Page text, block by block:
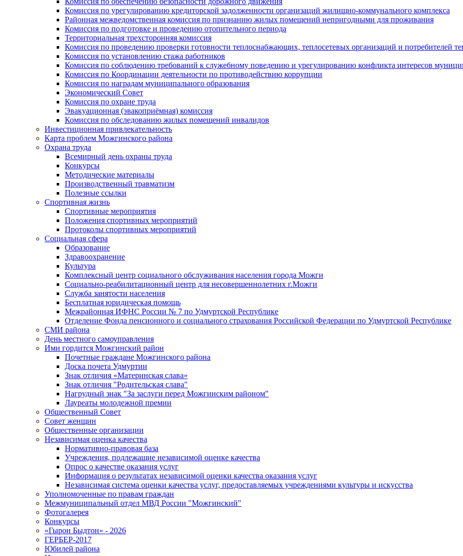
Комиссия по урегулированию кредиторской задолженности организаций жилищно-коммунального комплекса
Районная межведомственная комиссия по признанию жилых помещений непригодными для проживания
Комиссия по подготовке и проведению отопительного периода
Территориальная трехсторонняя комиссия
Комиссия по проведению проверки готовности теплоснабжающих, теплосетевых организаций и потребителей
Комиссия по установлению стажа работников
Комиссия по соблюдению требований к служебному поведению и урегулированию конфликта интересов
Комиссия по Координации деятельности по противодействию коррупции
Комиссия по наградам муниципального образования
Экономический Совет
Комиссия по охране труда
Эвакуационная (эвакоприёмная) комиссия
Комиссия по обследованию жилых помещений инвалидов
Инвестиционная привлекательность
Карта проблем Можгинского района
Охрана труда
Всемирный день охраны труда
Конкурсы
Методические материалы
Производственный травматизм
Полезные ссылки
Спортивная жизнь
Спортивные мероприятия
Положения спортивных мероприятий
Протоколы спортивных мероприятий
Социальная сфера
Образование
Здравоохранение
Культура
Комплексный центр социального обслуживания населения города Можги
Социально-реабилитационный центр для несовершеннолетних г.Можги
Служба занятости населения
Бесплатная юридическая помощь
Межрайонная ИФНС России № 7 по Удмуртской Республике
Отделение Фонда пенсионного и социального страхования Российской Федерации по Удмуртской Республике
СМИ района
День местного самоуправления
Ими гордится Можгинский район
Почетные граждане Можгинского района
Доска почета Удмуртии
Знак отличия «Материнская слава»
Знак отличия "Родительская слава"
Нагрудный знак "За заслуги перед Можгинским районом"
Лауреаты молодежной премии
Общественный Совет
Совет женщин
Общественные организации
Независимая оценка качества
Нормативно-правовая база
Учреждения, подлежащие независимой оценке качества
Опрос о качестве оказания услуг
Информация о результатах независимой оценки качества оказания услуг
Независимая система оценки качества услуг, предоставляемых учреждениями культуры и искусства
Уполномоченные по правам граждан
Межмуниципальный отдел МВД России "Можгинский"
Фотогалерея
Конкурсы
«Гырон Быдтон» - 2026
ГЕРБЕР-2017
Юбилей района